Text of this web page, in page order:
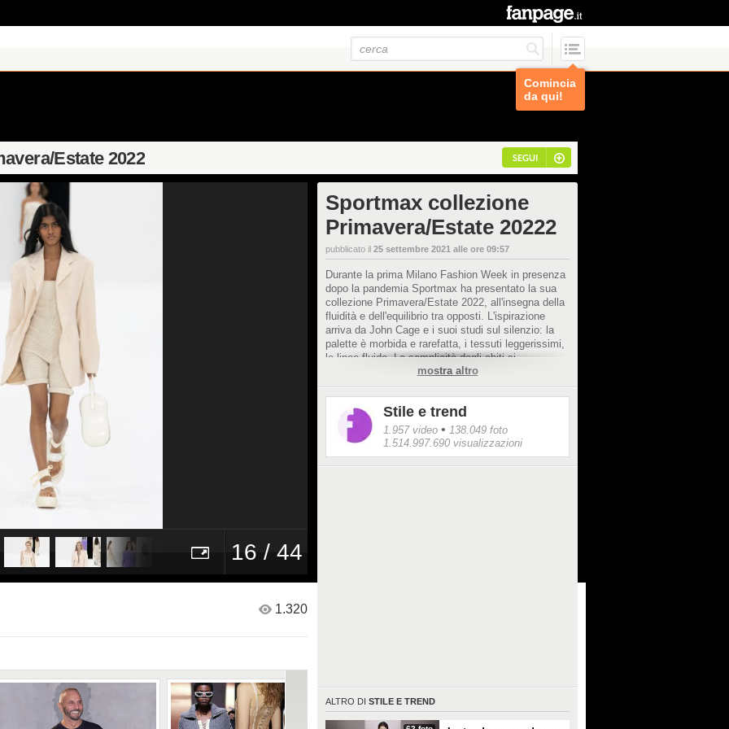
Comincia
da qui!
Estate 2022 SEGUI
16 / 44
Sportmax collezione
Primavera/Estate 20222
pubblicato il 25 settembre 2021 alle ore 09:57
Durante la prima Milano Fashion Week in presenza
dopo la pandemia Sportmax ha presentato la sua
collezione Primavera/Estate 2022, all'insegna della
fluidità e dell'equilibrio tra opposti. L'ispirazione
arriva da John Cage e i suoi studi sul silenzio: la
palette è morbida e rarefatta, i tessuti leggerissimi,
le linee fluide. La semplicità degli abiti si
arricchisce di dettagli barocchi, dai corsetti agli
sbuffi, per un risultato assolutamente
contemporaneo.
mostra altro
Stile e trend
1.957 video • 138.049 foto
1.514.997.690 visualizzazioni
ALTRO DI STILE E TREND
1.320